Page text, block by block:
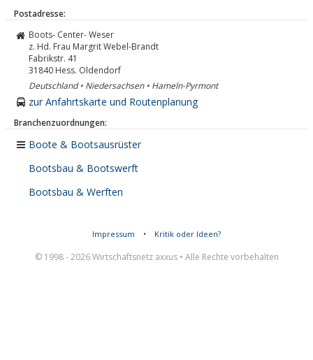
Postadresse:
Boots- Center- Weser
z. Hd. Frau Margrit Webel-Brandt
Fabrikstr. 41
31840 Hess. Oldendorf
Deutschland • Niedersachsen • Hameln-Pyrmont
zur Anfahrtskarte und Routenplanung
Branchenzuordnungen:
Boote & Bootsausrüster
Bootsbau & Bootswerft
Bootsbau & Werften
Impressum • Kritik oder Ideen?
© 1998 - 2026 Wirtschaftsnetz axxus • Alle Rechte vorbehalten